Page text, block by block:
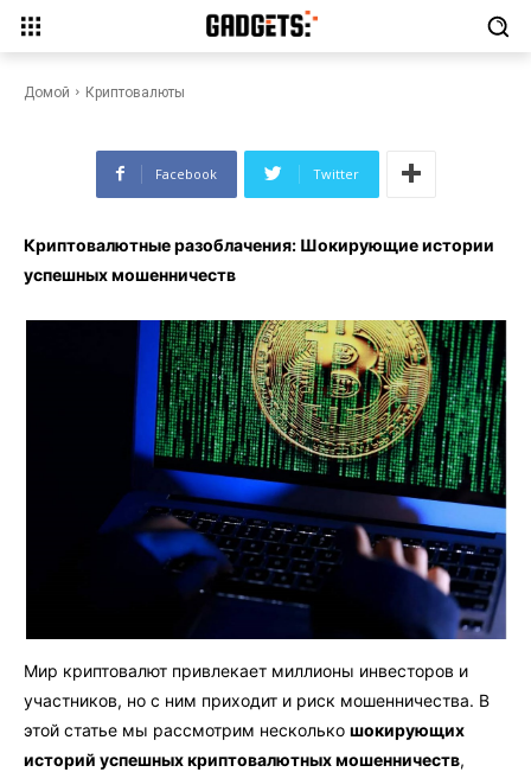
Домой Криптовалюты
истории успешных
Facebook Twitter
Криптовалютные разоблачения: Шокирующие истории
успешных мошенничеств
Мир криптовалют привлекает миллионы инвесторов и
участников, но с ним приходит и риск мошенничества. В
этой статье мы рассмотрим несколько шокирующих
историй успешных криптовалютных мошенничеств,